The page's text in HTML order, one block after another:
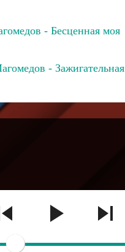
- Бесценная моя
- Зажигательная